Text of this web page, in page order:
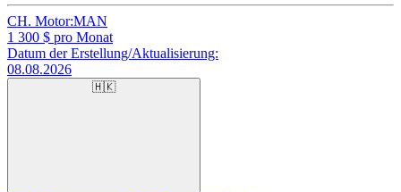
CH. Motor:MAN
1 300 $ pro Monat
Datum der Erstellung/Aktualisierung:
08.08.2026
🇭🇰